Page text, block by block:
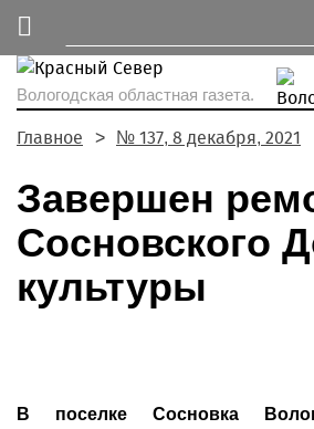
Вологодская областная газета.
Главное № 137, 8 декабря, 2021
Завершен
Сосновского
культуры
В поселке Сосновка